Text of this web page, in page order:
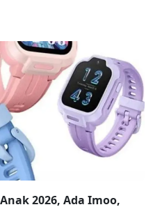
2026, Ada Imoo,